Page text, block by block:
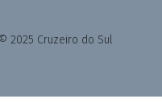
2025 Cruzeiro do Sul